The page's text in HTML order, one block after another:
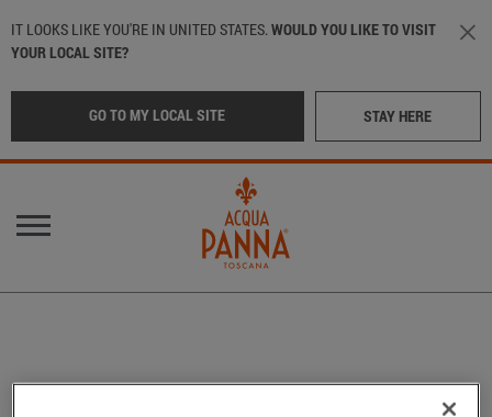
IT LOOKS LIKE YOU'RE IN UNITED STATES.WOULD YOU LIKE TO VISIT
YOUR LOCAL SITE?
GO TO MY LOCAL SITE STAY HERE
Info menu